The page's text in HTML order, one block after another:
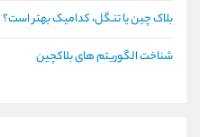
بلاک چین یا تنگل، کدامیک بهتر است؟
شناخت الگوریتم های بلاکچین